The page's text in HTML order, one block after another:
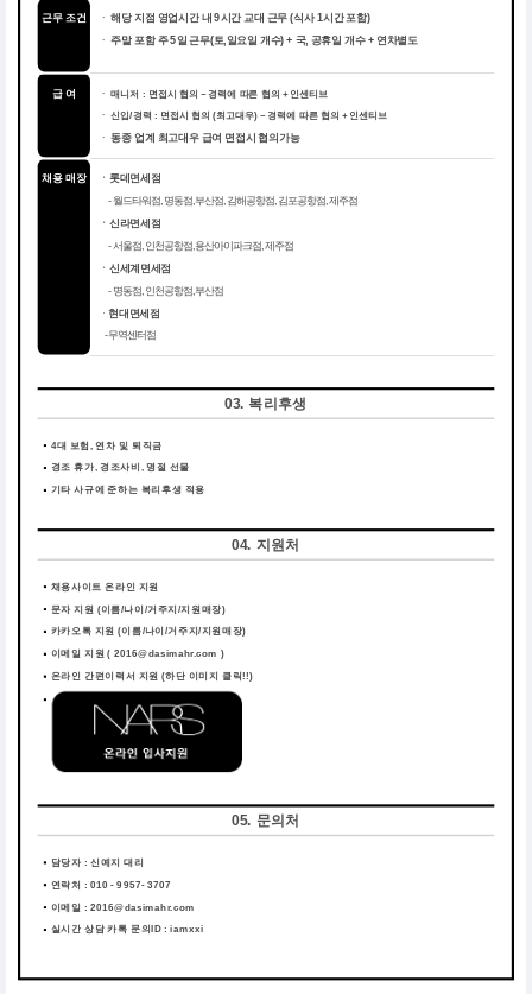
근무 조건 ㆍ 해당 지점 영업시간 내 9시간 교대 근무 (식사 1시간 포함)
ㆍ주말 포함 주 5일 근무(토,일요일 개수) + 국, 공휴일 개수 + 연차별도
급 여 ㆍ 매니저 : 면접시 협의 ~ 경력에 따른 협의 + 인센티브
ㆍ 신입/경력 : 면접시 협의 (최고대우) ~ 경력에 따른 협의 + 인센티브
ㆍ 동종 업계 최고대우 급여 면접시 협의가능
채용 매장
ㆍ롯데면세점
- 월드타워점, 명동점, 부산점, 김해공항점, 김포공항점, 제주점
ㆍ신라면세점
- 서울점, 인천공항점, 용산아이파크점, 제주점
ㆍ신세계면세점
- 명동점, 인천공항점, 부산점
ㆍ현대면세점
- 무역센터점
03. 복리후생
4대 보험, 연차 및 퇴직금
경조 휴가, 경조사비, 명절 선물
기타 사규에 준하는 복리후생 적용
04. 지원처
채용사이트 온라인 지원
문자 지원 (이름/나이/거주지/지원매장)
카카오톡 지원 (이름/나이/거주지/지원매장)
이메일 지원 ( 2016@dasimahr.com )
온라인 간편이력서 지원 (하단 이미지 클릭!!)
05. 문의처
담당자 : 신예지 대리
연락처 : 010 - 9957- 3707
이메일 : 2016@dasimahr.com
실시간 상담 카톡 문의ID : iamxxi